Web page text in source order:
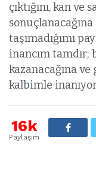
çıktığını, kan
taşımadığımı
inancım tamdır;
kazanacağına
kalbimle
16k
Paylaşım